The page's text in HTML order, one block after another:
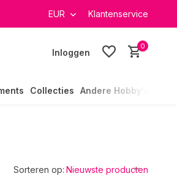
EUR Klantenservice
Inloggen
0
Collecties Andere Hobby's
Sorteren op: